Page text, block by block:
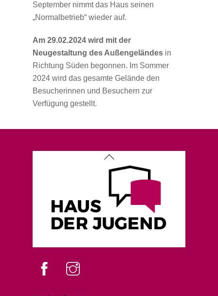
September nimmt das Haus seinen
„Normalbetrieb“ wieder auf.
Am 29.02.2024 wird mit der
Neugestaltung des Außengeländes in
Richtung Süden begonnen. Im Sommer
2024 wird das gesamte Gelände den
Besucherinnen und Besuchern zur
Verfügung gestellt.
Back
To
Facebook